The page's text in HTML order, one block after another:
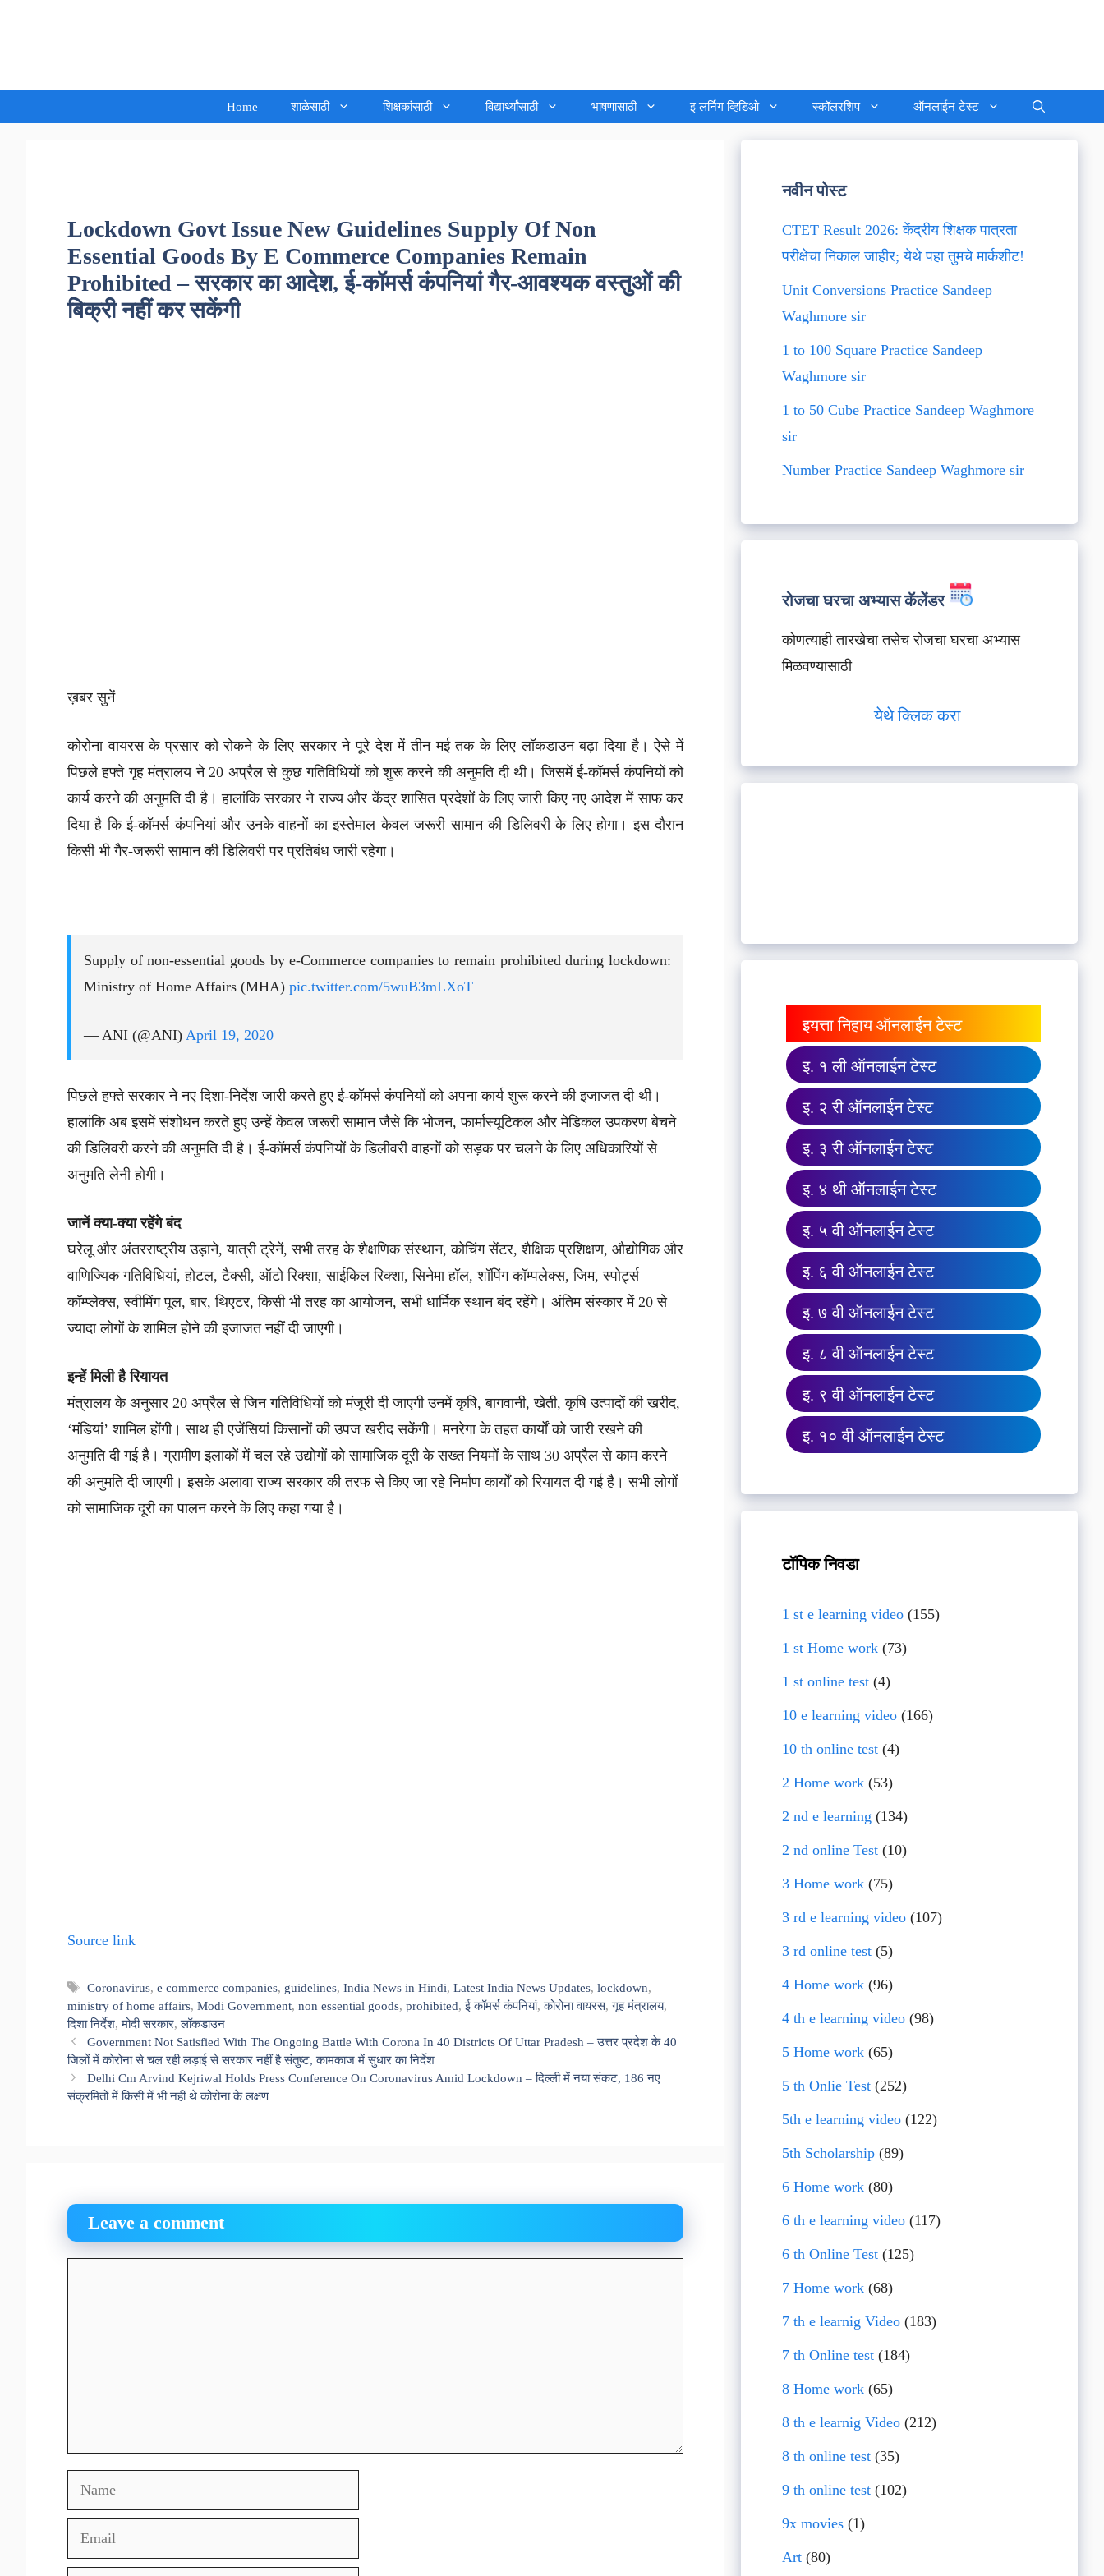
Home शाळेसाठी शिक्षकांसाठी विद्यार्थ्यांसाठी भाषणासाठी इ लर्निग व्हिडिओ स्कॉलरशिप ऑनलाईन टेस्ट
Lockdown Govt Issue New Guidelines Supply Of Non
Essential Goods By E Commerce Companies Remain
Prohibited – सरकार का आदेश, ई-कॉमर्स कंपनियां गैर-आवश्यक वस्तुओं की
बिक्री नहीं कर सकेंगी
ख़बर सुनें
कोरोना वायरस के प्रसार को रोकने के लिए सरकार ने पूरे देश में तीन मई तक के लिए लॉकडाउन बढ़ा दिया है। ऐसे में
पिछले हफ्ते गृह मंत्रालय ने 20 अप्रैल से कुछ गतिविधियों को शुरू करने की अनुमति दी थी। जिसमें ई-कॉमर्स कंपनियों को
कार्य करने की अनुमति दी है। हालांकि सरकार ने राज्य और केंद्र शासित प्रदेशों के लिए जारी किए नए आदेश में साफ कर
दिया है कि ई-कॉमर्स कंपनियां और उनके वाहनों का इस्तेमाल केवल जरूरी सामान की डिलिवरी के लिए होगा। इस दौरान
किसी भी गैर-जरूरी सामान की डिलिवरी पर प्रतिबंध जारी रहेगा।
Supply of non-essential goods by e-Commerce companies to remain prohibited during lockdown:
Ministry of Home Affairs (MHA) pic.twitter.com/5wuB3mLXoT
— ANI (@ANI) April 19, 2020
पिछले हफ्ते सरकार ने नए दिशा-निर्देश जारी करते हुए ई-कॉमर्स कंपनियों को अपना कार्य शुरू करने की इजाजत दी थी।
हालांकि अब इसमें संशोधन करते हुए उन्हें केवल जरूरी सामान जैसे कि भोजन, फार्मास्यूटिकल और मेडिकल उपकरण बेचने
की डिलिवरी करने की अनुमति दी है। ई-कॉमर्स कंपनियों के डिलीवरी वाहनों को सड़क पर चलने के लिए अधिकारियों से
अनुमति लेनी होगी।
जानें क्या-क्या रहेंगे बंद
घरेलू और अंतरराष्ट्रीय उड़ाने, यात्री ट्रेनें, सभी तरह के शैक्षणिक संस्थान, कोचिंग सेंटर, शैक्षिक प्रशिक्षण, औद्योगिक और
वाणिज्यिक गतिविधियां, होटल, टैक्सी, ऑटो रिक्शा, साईकिल रिक्शा, सिनेमा हॉल, शॉपिंग कॉम्पलेक्स, जिम, स्पोर्ट्स
कॉम्प्लेक्स, स्वीमिंग पूल, बार, थिएटर, किसी भी तरह का आयोजन, सभी धार्मिक स्थान बंद रहेंगे। अंतिम संस्कार में 20 से
ज्यादा लोगों के शामिल होने की इजाजत नहीं दी जाएगी।
इन्हें मिली है रियायत
मंत्रालय के अनुसार 20 अप्रैल से जिन गतिविधियों को मंजूरी दी जाएगी उनमें कृषि, बागवानी, खेती, कृषि उत्पादों की खरीद,
‘मंडियां’ शामिल होंगी। साथ ही एजेंसियां किसानों की उपज खरीद सकेंगी। मनरेगा के तहत कार्यों को जारी रखने की
अनुमति दी गई है। ग्रामीण इलाकों में चल रहे उद्योगों को सामाजिक दूरी के सख्त नियमों के साथ 30 अप्रैल से काम करने
की अनुमति दी जाएगी। इसके अलावा राज्य सरकार की तरफ से किए जा रहे निर्माण कार्यों को रियायत दी गई है। सभी लोगों
को सामाजिक दूरी का पालन करने के लिए कहा गया है।
Source link
Tags
Coronavirus,e commerce companies, guidelines,India News in Hindi,Latest India News Updates,lockdown,
ministry of home affairs, Modi Government, non essential goods, prohibited,ई कॉमर्स कंपनियां,कोरोना वायरस,गृह मंत्रालय,
दिशा निर्देश,मोदी सरकार,लॉकडाउन
Government Not Satisfied With The Ongoing Battle With Corona In 40 Districts Of Uttar Pradesh – उत्तर प्रदेश के 40
जिलों में कोरोना से चल रही लड़ाई से सरकार नहीं है संतुष्ट, कामकाज में सुधार का निर्देश
Delhi Cm Arvind Kejriwal Holds Press Conference On Coronavirus Amid Lockdown – दिल्ली में नया संकट, 186 नए
संक्रमितों में किसी में भी नहीं थे कोरोना के लक्षण
Leave a comment
Name
Email
नवीन पोस्ट
CTET Result 2026: केंद्रीय शिक्षक पात्रता
परीक्षेचा निकाल जाहीर; येथे पहा तुमचे मार्कशीट!
Unit Conversions Practice Sandeep
Waghmore sir
1 to 100 Square Practice Sandeep
Waghmore sir
1 to 50 Cube Practice Sandeep Waghmore
sir
Number Practice Sandeep Waghmore sir
रोजचा घरचा अभ्यास कॅलेंडर
कोणत्याही तारखेचा तसेच रोजचा घरचा अभ्यास
मिळवण्यासाठी
येथे क्लिक करा
इयत्ता निहाय ऑनलाईन टेस्ट
इ. १ ली ऑनलाईन टेस्ट
इ. २ री ऑनलाईन टेस्ट
इ. ३ री ऑनलाईन टेस्ट
इ. ४ थी ऑनलाईन टेस्ट
इ. ५ वी ऑनलाईन टेस्ट
इ. ६ वी ऑनलाईन टेस्ट
इ. ७ वी ऑनलाईन टेस्ट
इ. ८ वी ऑनलाईन टेस्ट
इ. ९ वी ऑनलाईन टेस्ट
इ. १० वी ऑनलाईन टेस्ट
टॉपिक निवडा
1 st e learning video (155)
1 st Home work (73)
1 st online test (4)
10 e learning video (166)
10 th online test (4)
2 Home work (53)
2 nd e learning (134)
2 nd online Test (10)
3 Home work (75)
3 rd e learning video (107)
3 rd online test (5)
4 Home work (96)
4 th e learning video (98)
5 Home work (65)
5 th Onlie Test (252)
5th e learning video (122)
5th Scholarship (89)
6 Home work (80)
6 th e learning video (117)
6 th Online Test (125)
7 Home work (68)
7 th e learnig Video (183)
7 th Online test (184)
8 Home work (65)
8 th e learnig Video (212)
8 th online test (35)
9 th online test (102)
9x movies (1)
Art (80)